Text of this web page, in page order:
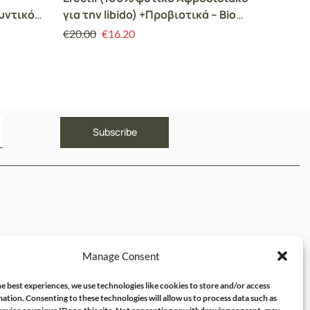
Manage Consent
best experiences, we use technologies like cookies to store and/or access
Consenting to these technologies will allow us to process data such as
για την libido) +Προβιοτικά – Bio
Tonic
€20.00 €16.20
μου